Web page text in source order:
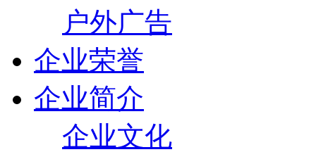
户外广告
企业荣誉
企业简介
企业文化